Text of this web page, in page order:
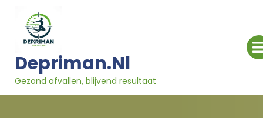
inhoud
Depriman.nl
Gezond afvallen, blijvend resultaat